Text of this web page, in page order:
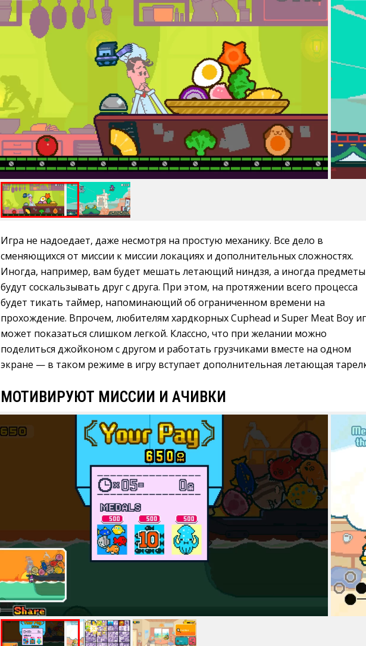
Игра не надоедает, даже несмотря на простую механику. Все дело в
сменяющихся от миссии к миссии локациях и дополнительных сложностях.
Иногда, например, вам будет мешать летающий ниндзя, а иногда предметы
будут соскальзывать друг с друга. При этом, на протяжении всего процесса
будет тикать таймер, напоминающий об ограниченном времени на
прохождение. Впрочем, любителям хардкорных Cuphead и Super Meat Boy
может показаться слишком легкой. Классно, что при желании можно
поделиться джойконом с другом и работать грузчиками вместе на одном
экране — в таком режиме в игру вступает дополнительная летающая
МОТИВИРУЮТ МИССИИ И АЧИВКИ